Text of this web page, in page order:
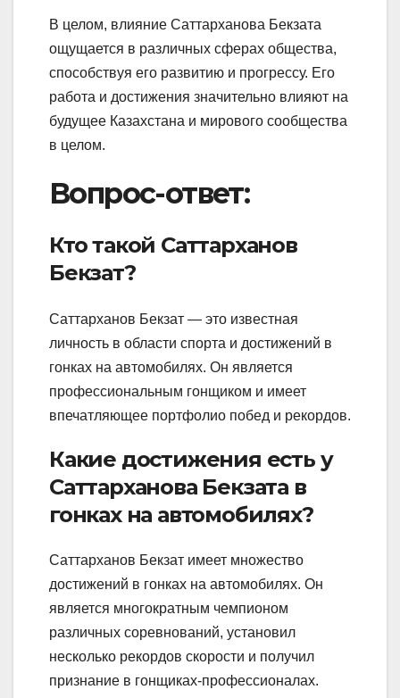
В целом, влияние Саттарханова Бекзата
ощущается в различных сферах общества,
способствуя его развитию и прогрессу. Его
работа и достижения значительно влияют на
будущее Казахстана и мирового сообщества
в целом.
Вопрос-ответ:
Кто такой Саттарханов
Бекзат?
Саттарханов Бекзат — это известная
личность в области спорта и достижений в
гонках на автомобилях. Он является
профессиональным гонщиком и имеет
впечатляющее портфолио побед и рекордов.
Какие достижения есть у
Саттарханова Бекзата в
гонках на автомобилях?
Саттарханов Бекзат имеет множество
достижений в гонках на автомобилях. Он
является многократным чемпионом
различных соревнований, установил
несколько рекордов скорости и получил
признание в гонщиках-профессионалах.